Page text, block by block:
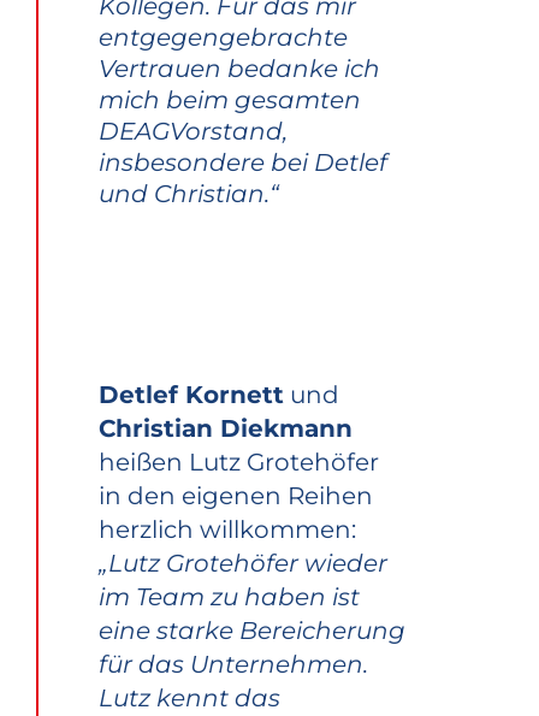
Kollegen. Für das mir
entgegengebrachte
Vertrauen bedanke ich
mich beim gesamten
DEAGVorstand,
insbesondere bei Detlef
und Christian.“
Detlef Kornettund
Christian Diekmann
heißen Lutz Grotehöfer
in den eigenen Reihen
herzlich willkommen:
„Lutz Grotehöfer wieder
im Team zu haben ist
eine starke Bereicherung
für das Unternehmen.
Lutz kennt das